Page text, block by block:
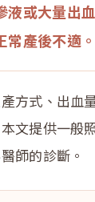
液或大量出
常產後不適。
方式、出血
文提供一般
師的診斷。